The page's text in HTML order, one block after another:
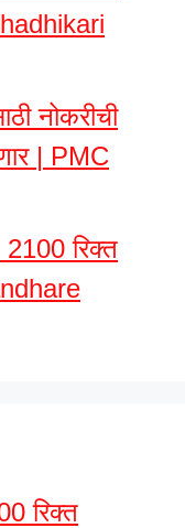
नोकरीची
| PMC
2100 रिक्त
रिक्त